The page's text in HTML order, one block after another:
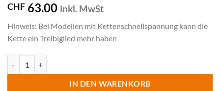
CHF 63.00 inkl. MwSt
Hinweis: Bei Modellen mit Kettenschnellspannung kann die
Kette ein Treiblglied mehr haben
IN DEN WARENKORB